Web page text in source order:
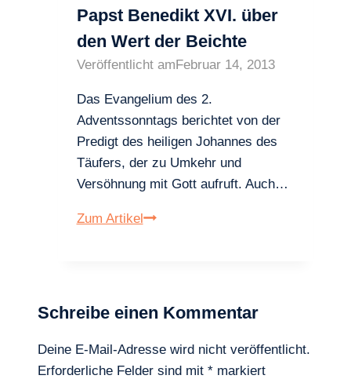
Papst Benedikt XVI. über
den Wert der Beichte
Veröffentlicht amFebruar 14, 2013
Das Evangelium des 2.
Adventssonntags berichtet von der
Predigt des heiligen Johannes des
Täufers, der zu Umkehr und
Versöhnung mit Gott aufruft. Auch…
Zum ArtikelPapst
Wert
der
Beichte
Schreibe einen Kommentar
Deine E-Mail-Adresse wird nicht veröffentlicht.
Erforderliche Felder sind mit * markiert